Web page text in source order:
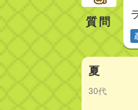
質問
夏
30代